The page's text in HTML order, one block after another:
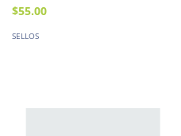
$55.00
SELLOS